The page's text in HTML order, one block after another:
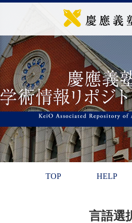
TOP HELP
言語選